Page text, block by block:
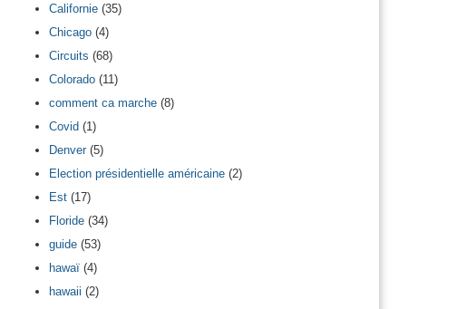
Californie (35)
Chicago (4)
Circuits (68)
Colorado (11)
comment ca marche (8)
Covid (1)
Denver(5)
Election présidentielle américaine (2)
Est (17)
Floride (34)
guide (53)
hawaï (4)
hawaii (2)